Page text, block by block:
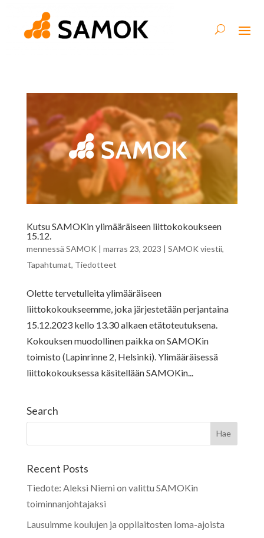
Kutsu SAMOKin ylimääräiseen liittokokoukseen
15.12.
mennessä SAMOK | marras 23, 2023 | SAMOK viestii,
Tapahtumat, Tiedotteet
Olette tervetulleita ylimääräiseen
liittokokoukseemme, joka järjestetään perjantaina
15.12.2023 kello 13.30 alkaen etätoteutuksena.
Kokouksen muodollinen paikka on SAMOKin
toimisto (Lapinrinne 2, Helsinki). Ylimääräisessä
liittokokouksessa käsitellään SAMOKin...
Search
Recent Posts
Tiedote: Aleksi Niemi on valittu SAMOKin
toiminnanjohtajaksi
Lausuimme koulujen ja oppilaitosten loma-ajoista